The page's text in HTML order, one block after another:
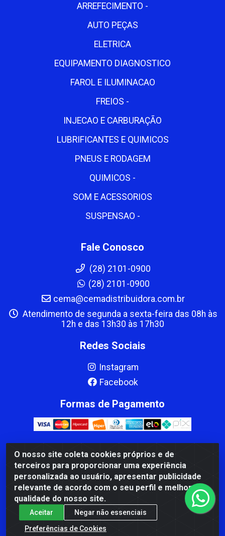
O nosso site coleta cookies próprios e de
terceiros para proporcionar uma experiência
personalizada ao usuário, apresentar publicidade
relevante de acordo com o seu perfil e melhorar a
qualidade do nosso site.
Aceitar
Negar não essenciais
Preferências de Cookies
ARREFECIMENTO -
AUTO PEÇAS
ELETRICA
EQUIPAMENTO DIAGNOSTICO
FAROL E ILUMINACAO
FREIOS -
INJECAO E CARBURAÇÃO
LUBRIFICANTES E QUIMICOS
PNEUS E RODAGEM
QUIMICOS -
SOM E ACESSORIOS
SUSPENSAO -
Fale Conosco
(28) 2101-0900
(28) 2101-0900
cema@cemadistribuidora.com.br
Atendimento de segunda a sexta-feira das 08h às
12h e das 13h30 às 17h30
Redes Sociais
Instagram
Facebook
Formas de Pagamento
CBP MACEDO COMERCIO PEÇAS LTDA Matriz - av Mauro
Miranda Madureira, 1249 - Coramara , Cachoeiro de
Itapemirim/ES - CEP 29.311-310 - CNPJ 00.502.680/0001-41